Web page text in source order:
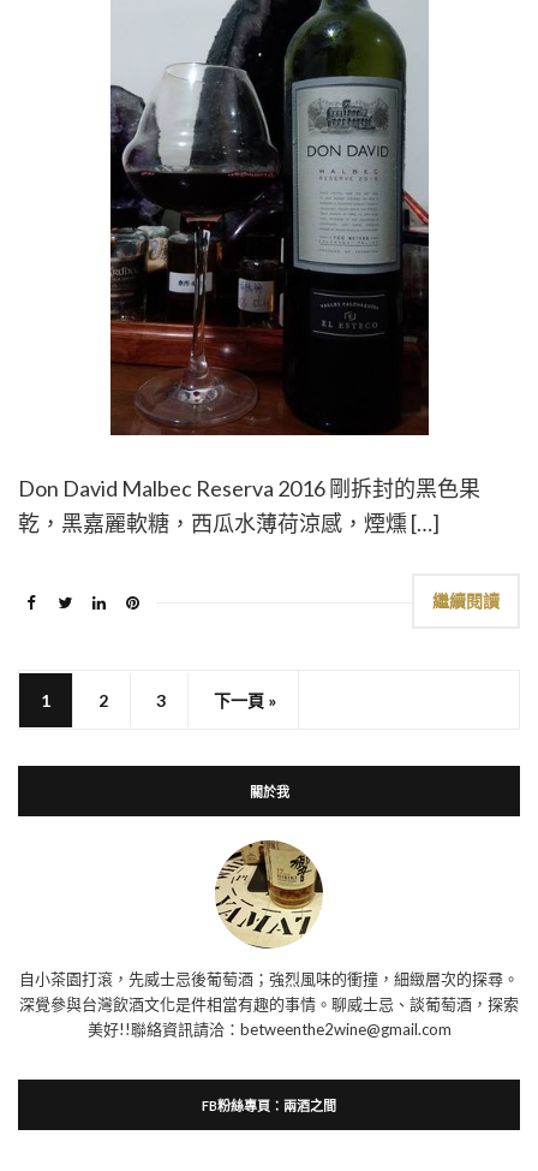
Don David Malbec Reserva 2016 剛拆封的黑色果
乾，黑嘉麗軟糖，西瓜水薄荷涼感，煙燻 […]
繼續閱讀
1 2 3 下一頁 »
關於我
自小茶園打滾，先威士忌後葡萄酒；強烈風味的衝撞，細緻層次的探尋。
深覺參與台灣飲酒文化是件相當有趣的事情。聊威士忌、談葡萄酒，探索
美好!!聯絡資訊請洽：betweenthe2wine@gmail.com
FB粉絲專頁：兩酒之間